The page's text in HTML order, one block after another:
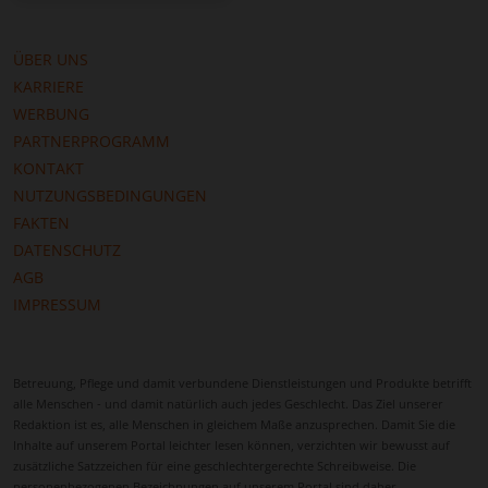
umfassende Versorgung und erleichtert die
Koordination der 24-Stunden-Betreuung.
Ein weiterer Vorteil ist das soziale Umfeld. In
Geislingen an der Steige herrscht eine freundliche,
eng verbundene Gemeinschaft. Betreuungskräfte
können sich schnell integrieren und stabile,
vertrauensvolle Beziehungen zu den betreuten
Personen aufbauen. Diese persönliche Bindung
steigert die Motivation der Pflegekräfte und
Erreichbarkeit der Betreuungskräfte. Kurze Wege
Austausch, wodurch ein harmonisches
Zusammenspiel zwischen Familie, Pflegekraft und
ÜBER UNS
KARRIERE
WERBUNG
PARTNERPROGRAMM
KONTAKT
NUTZUNGSBEDINGUNGEN
FAKTEN
DATENSCHUTZ
AGB
IMPRESSUM
Betreuung, Pflege und damit verbundene Dienstleistungen und Produkte betrifft
alle Menschen - und damit natürlich auch jedes Geschlecht. Das Ziel unserer
Redaktion ist es, alle Menschen in gleichem Maße anzusprechen. Damit Sie die
Inhalte auf unserem Portal leichter lesen können, verzichten wir bewusst auf
zusätzliche Satzzeichen für eine geschlechtergerechte Schreibweise. Die